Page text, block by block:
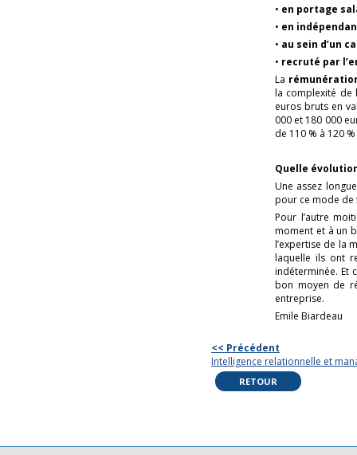
• en portage
• en
• au sein d’un
• recruté par
La
la complexité de
euros bruts en
000 et 180 000
de 110 % à 120
Quelle
Une assez
pour ce mode de
Pour l’autre
moment et à un
l’expertise de la
laquelle ils ont
indéterminée. Et
bon moyen de
entreprise.
Emile Biardeau
<< Précédent
Intelligence relationnelle et
RETOUR